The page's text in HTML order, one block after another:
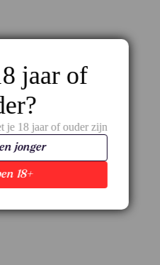
jaar of
je 18 jaar of ouder zijn
18+
jonger